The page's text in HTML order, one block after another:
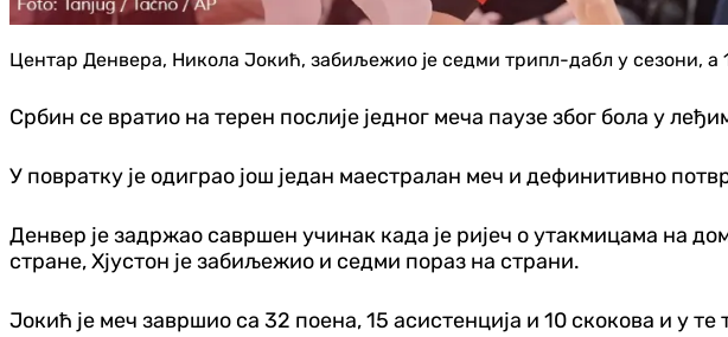
Центар Денвера, Никола Јокић, забиљежио је седми трипл-дабл у сезони, а
Србин се вратио на терен послије једног меча паузе због бола у
У повратку је одиграо још један маестралан меч и дефинитивно
Денвер је задржао савршен учинак када је ријеч о утакмицама на
стране, Хјустон је забиљежио и седми пораз на страни.
Јокић је меч завршио са 32 поена, 15 асистенција и 10 скокова и у те